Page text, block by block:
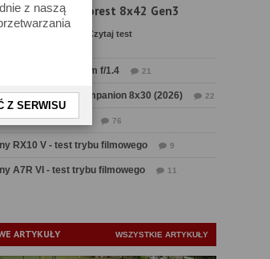
z naszą
Z SERWISU
Delta Optical Forest 8x42 Gen3
Czytaj test
Sirui Aurora 35 mm f/1.4 21
Swarovski CL Companion 8x30 (2026) 22
Fujifilm GFX 100 II 76
RX10 V - test trybu filmowego 9
A7R VI - test trybu filmowego 11
ARTYKUŁY WSZYSTKIE ARTYKUŁY